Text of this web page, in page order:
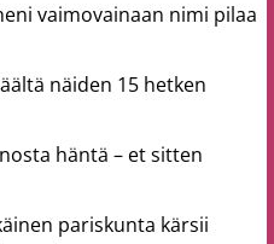
vaimovainaan nimi pilaa
näiden 15 hetken
häntä – et sitten
pariskunta kärsii